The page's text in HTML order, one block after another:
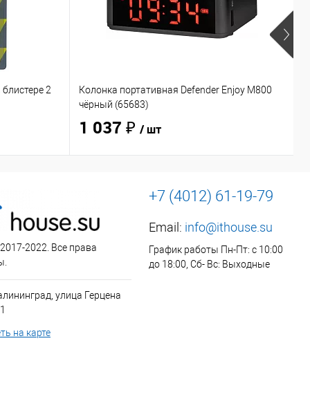
2
Колонка портативная Defender Enjoy M800
чёрный (65683)
1 037 ₽ / шт
2022. Все права
улица Герцена
на карте
+7 (4012) 61-19-79
Email: info@ithouse.su
График работы Пн-Пт: с 10:00
до 18:00, Сб- Вс: Выходные